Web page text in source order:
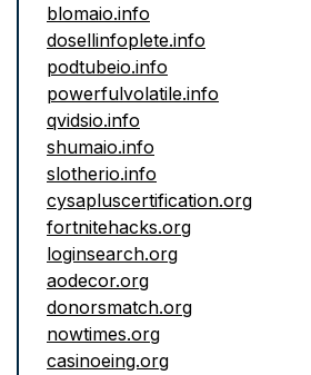
blomaio.info
dosellinfoplete.info
podtubeio.info
powerfulvolatile.info
qvidsio.info
shumaio.info
slotherio.info
cysapluscertification.org
fortnitehacks.org
loginsearch.org
aodecor.org
donorsmatch.org
nowtimes.org
casinoeing.org